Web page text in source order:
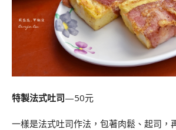
特製法式吐司—50元
一樣是法式吐司作法，包著肉鬆、起司，